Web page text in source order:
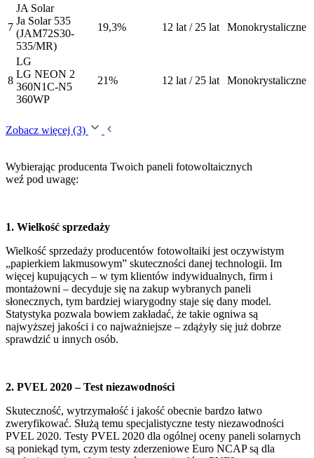
7
JA Solar
Ja Solar 535
(JAM72S30-
535/MR)
19,3% 12 lat / 25 lat Monokrystaliczne
8
LG
LG NEON 2
360N1C-N5
360WP
21% 12 lat / 25 lat Monokrystaliczne
Zobacz więcej (3)
Wybierając producenta Twoich paneli fotowoltaicznych
weź pod uwagę:
1. Wielkość sprzedaży
Wielkość sprzedaży producentów fotowoltaiki jest oczywistym
„papierkiem lakmusowym” skuteczności danej technologii. Im
więcej kupujących – w tym klientów indywidualnych, firm i
montażowni – decyduje się na zakup wybranych paneli
słonecznych, tym bardziej wiarygodny staje się dany model.
Statystyka pozwala bowiem zakładać, że takie ogniwa są
najwyższej jakości i co najważniejsze – zdążyły się już dobrze
sprawdzić u innych osób.
2. PVEL 2020 – Test niezawodności
Skuteczność, wytrzymałość i jakość obecnie bardzo łatwo
zweryfikować. Służą temu specjalistyczne testy niezawodności
PVEL 2020. Testy PVEL 2020 dla ogólnej oceny paneli solarnych
są poniekąd tym, czym testy zderzeniowe Euro NCAP są dla